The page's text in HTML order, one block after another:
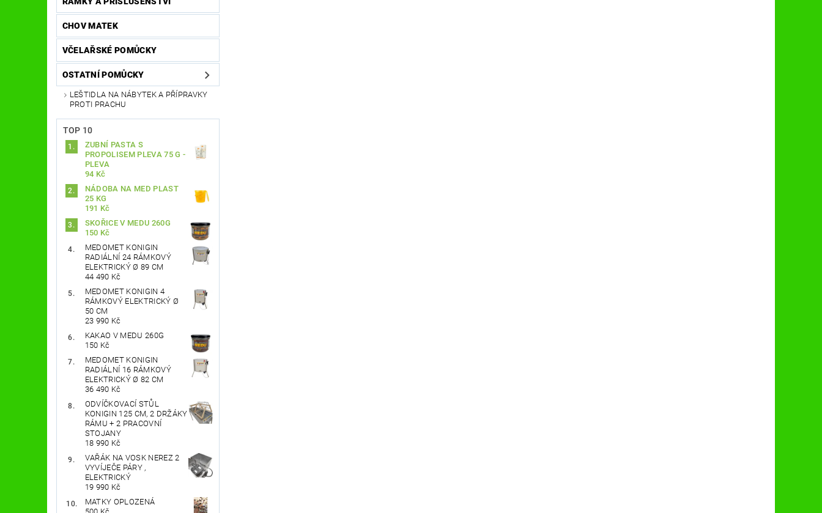
CHOV MATEK
VČELAŘSKÉ POMŮCKY
OSTATNÍ POMŮCKY
LEŠTIDLA NA NÁBYTEK A PŘÍPRAVKY
PROTI PRACHU
TOP 10
ZUBNÍ PASTA S
PROPOLISEM PLEVA 75 G -
PLEVA
94 Kč
NÁDOBA NA MED PLAST
25 KG
191 Kč
SKOŘICE V MEDU 260G
150 Kč
MEDOMET KONIGIN
RADIÁLNÍ 24 RÁMKOVÝ
ELEKTRICKÝ Ø 89 CM
44 490 Kč
MEDOMET KONIGIN 4
RÁMKOVÝ ELEKTRICKÝ Ø
50 CM
23 990 Kč
KAKAO V MEDU 260G
150 Kč
MEDOMET KONIGIN
RADIÁLNÍ 16 RÁMKOVÝ
ELEKTRICKÝ Ø 82 CM
36 490 Kč
ODVÍČKOVACÍ STŮL
KONIGIN 125 CM, 2 DRŽÁKY
RÁMU + 2 PRACOVNÍ
STOJANY
18 990 Kč
VAŘÁK NA VOSK NEREZ 2
VYVÍJEČE PÁRY ,
ELEKTRICKÝ
19 990 Kč
MATKY OPLOZENÁ